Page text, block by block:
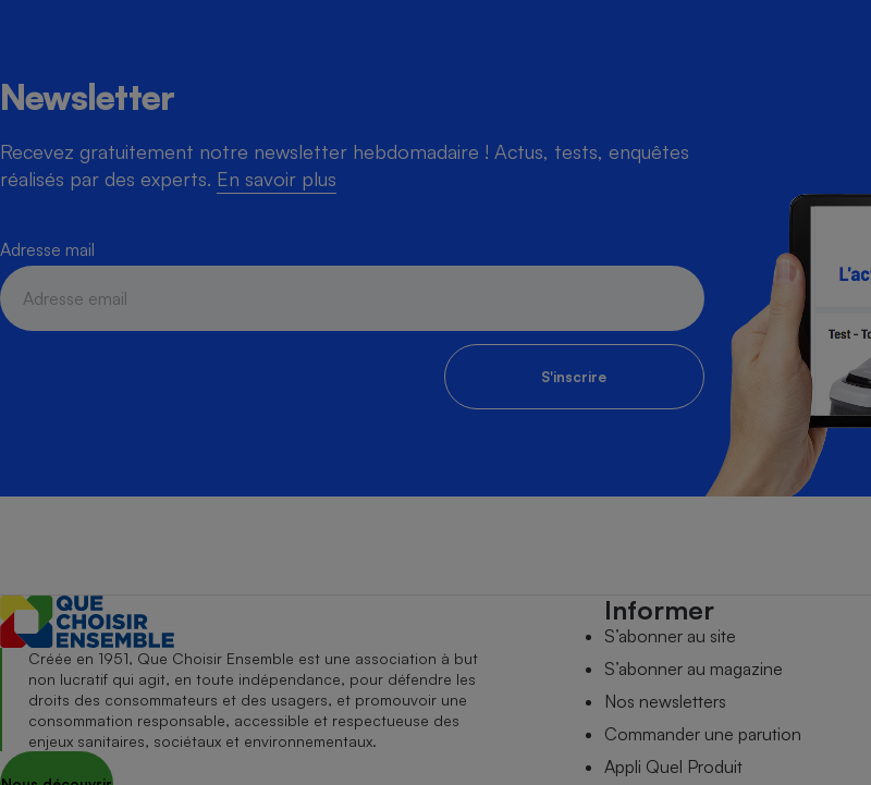
Newsletter
Recevez gratuitement notre newsletter hebdomadaire ! Actus, tests, enquêtes
réalisés par des experts. En savoir plus
Adresse mail
S'inscrire
Créée en 1951, Que Choisir Ensemble est une association à but
non lucratif qui agit, en toute indépendance, pour défendre les
droits des consommateurs et des usagers, et promouvoir une
consommation responsable, accessible et respectueuse des
enjeux sanitaires, sociétaux et environnementaux.
Informer
S’abonner au site
S’abonner au magazine
Nos newsletters
Commander une parution
Appli Quel Produit